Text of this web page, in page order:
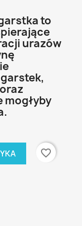
to
urazów
favorite_border